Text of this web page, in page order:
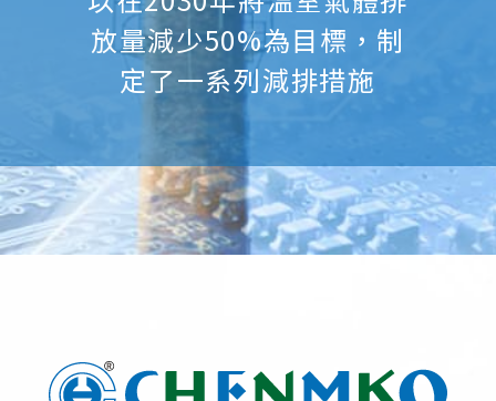
放量減少50%為目標，制
定了一系列減排措施